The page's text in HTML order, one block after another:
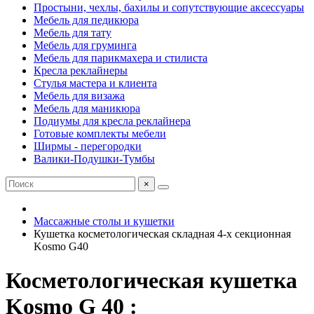
Простыни, чехлы, бахилы и сопутствующие аксессуары
Мебель для педикюра
Мебель для тату
Мебель для груминга
Мебель для парикмахера и стилиста
Кресла реклайнеры
Стулья мастера и клиента
Мебель для визажа
Мебель для маникюра
Подиумы для кресла реклайнера
Готовые комплекты мебели
Ширмы - перегородки
Валики-Подушки-Тумбы
×
Массажные столы и кушетки
Кушетка косметологическая складная 4-х секционная
Kosmo G40
Косметологическая кушетка
Kosmo G 40 :